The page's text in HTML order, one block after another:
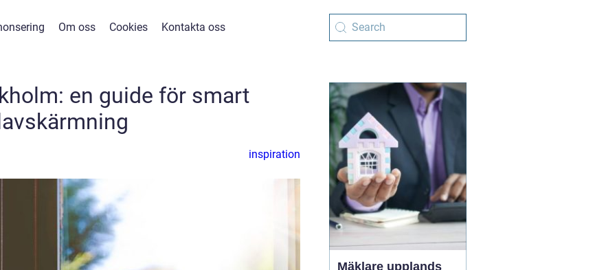
Om oss Cookies Kontakta oss
en guide för smart
inspiration
Mäklare upplands